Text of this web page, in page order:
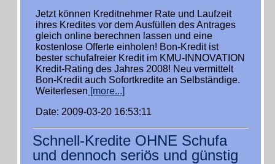
Jetzt können Kreditnehmer Rate und Laufzeit
ihres Kredites vor dem Ausfüllen des Antrages
gleich online berechnen lassen und eine
kostenlose Offerte einholen! Bon-Kredit ist
bester schufafreier Kredit im KMU-INNOVATION
Kredit-Rating des Jahres 2008! Neu vermittelt
Bon-Kredit auch Sofortkredite an Selbständige.
Weiterlesen [more...]
Date: 2009-03-20 16:53:11
Schnell-Kredite OHNE Schufa
und dennoch seriös und günstig